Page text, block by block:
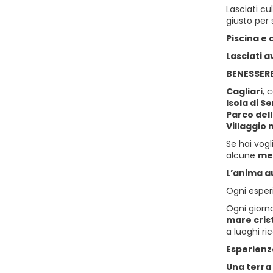
Una
Ogni
mare
a luoghi
Ogni
L’anima
Se hai
alcune
Cagliari,
Isola di
Parco
Villaggio
Lasciati
Piscina e
Lasciati
giusto per